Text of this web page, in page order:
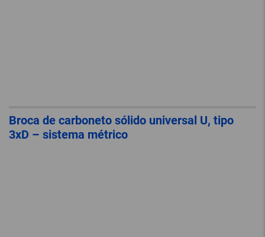
Broca de carboneto sólido universal U, tipo
3xD – sistema métrico